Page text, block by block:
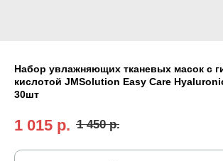
Набор увлажняющих тканевых масок с
кислотой JMSolution Easy Care
30шт
1 015 р. 1 450 р.